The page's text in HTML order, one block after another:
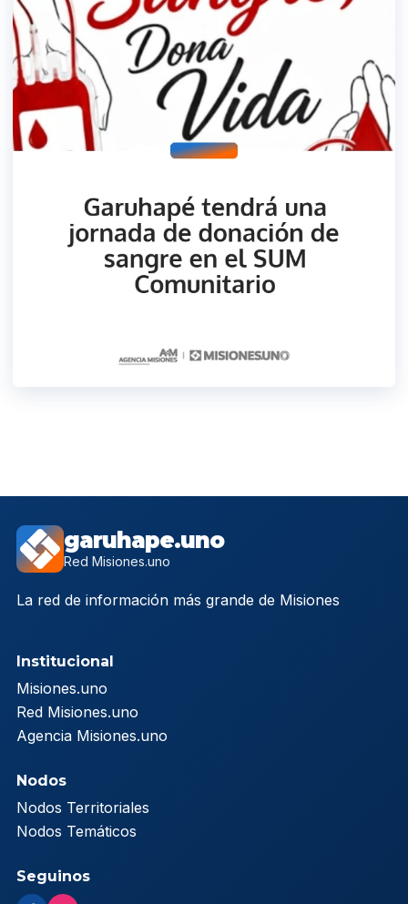
garuhape.uno
Red Misiones.uno
La red de información más grande de Misiones
Institucional
Misiones.uno
Red Misiones.uno
Agencia Misiones.uno
Nodos
Nodos Territoriales
Nodos Temáticos
Seguinos